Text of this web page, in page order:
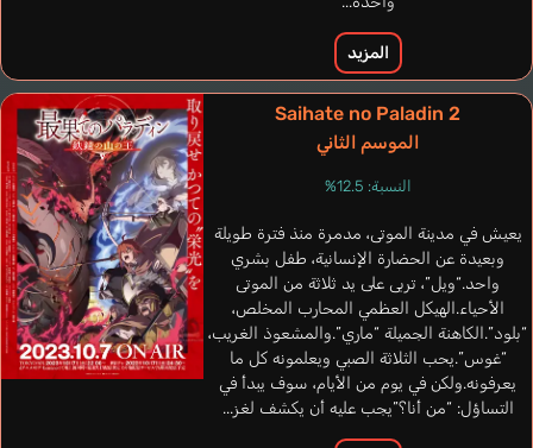
Greenberg Kara
المزيد
Saihate no Paladin 2
الموسم الثاني
النسبة: 12.5%
يعيش في مدينة الموتى، مدمرة منذ فترة طويلة
وبعيدة عن الحضارة الإنسانية، طفل بشري
واحد.“ويل”، تربى على يد ثلاثة من الموتى
الأحياء.الهيكل العظمي المحارب المخلص،
“بلود”.الكاهنة الجميلة “ماري”.والمشعوذ الغريب،
“غوس”.يحب الثلاثة الصبي ويعلمونه كل ما
يعرفونه.ولكن في يوم من الأيام، سوف يبدأ في
التساؤل: “من أنا؟”يجب عليه أن يكشف لغز...